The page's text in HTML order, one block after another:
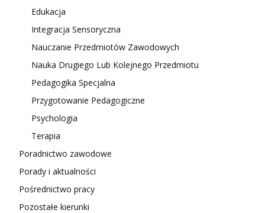
Edukacja
Integracja Sensoryczna
Nauczanie Przedmiotów Zawodowych
Nauka Drugiego Lub Kolejnego Przedmiotu
Pedagogika Specjalna
Przygotowanie Pedagogiczne
Psychologia
Terapia
Poradnictwo zawodowe
Porady i aktualności
Pośrednictwo pracy
Pozostałe kierunki